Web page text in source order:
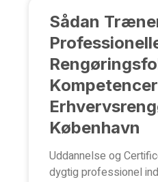
Sådan
København
Uddannelse og
dygtig professionel